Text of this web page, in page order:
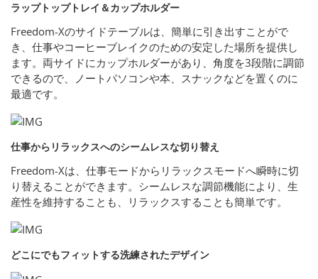
ラップトップトレイ＆カップホルダー
Freedom-Xのサイドテーブルは、簡単に引き出すことがで
き、仕事やコーヒーブレイクのための安定した場所を提供し
ます。両サイドにカップホルダーがあり、角度を3段階に調節
できるので、ノートパソコンや本、スナックなどを置くのに
最適です。
仕事からリラックスへのシームレスな切り替え
Freedom-Xは、仕事モードからリラックスモードへ瞬時に切
り替えることができます。シームレスな調節機能により、生
産性を維持することも、リラックスすることも簡単です。
どこにでもフィットする洗練されたデザイン